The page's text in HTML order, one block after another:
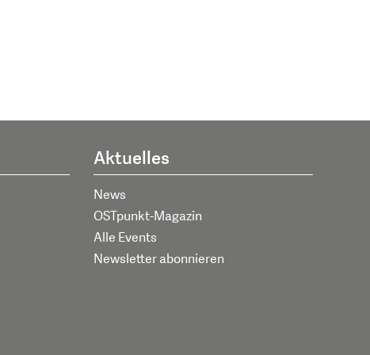
Aktuelles
News
OSTpunkt-Magazin
Alle Events
Newsletter abonnieren